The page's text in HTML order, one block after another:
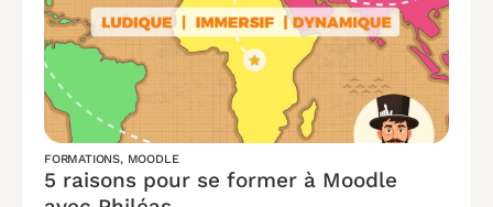
FORMATIONS, MOODLE
5 raisons pour se former à Moodle